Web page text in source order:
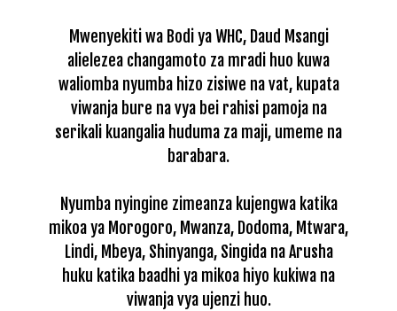
Mwenyekiti wa Bodi ya WHC, Daud Msangi
alielezea changamoto za mradi huo kuwa
waliomba nyumba hizo zisiwe na vat, kupata
viwanja bure na vya bei rahisi pamoja na
serikali kuangalia huduma za maji, umeme na
barabara.
Nyumba nyingine zimeanza kujengwa katika
mikoa ya Morogoro, Mwanza, Dodoma, Mtwara,
Lindi, Mbeya, Shinyanga, Singida na Arusha
huku katika baadhi ya mikoa hiyo kukiwa na
viwanja vya ujenzi huo.